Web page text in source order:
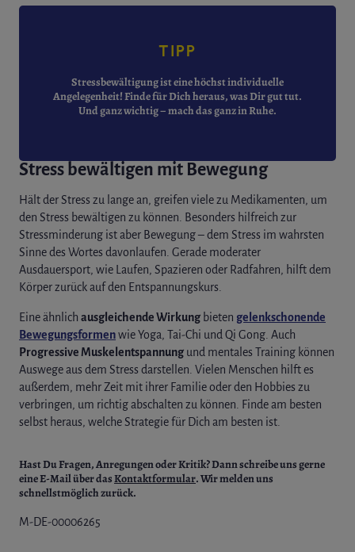
TIPP
Stressbewältigung ist eine höchst individuelle
Angelegenheit! Finde für Dich heraus, was Dir gut tut.
Und ganz wichtig – mach das ganz in Ruhe.
Stress bewältigen mit Bewegung
Hält der Stress zu lange an, greifen viele zu Medikamenten, um
den Stress bewältigen zu können. Besonders hilfreich zur
Stressminderung ist aber Bewegung – dem Stress im wahrsten
Sinne des Wortes davonlaufen. Gerade moderater
Ausdauersport, wie Laufen, Spazieren oder Radfahren, hilft dem
Körper zurück auf den Entspannungskurs.
Eine ähnlich ausgleichende Wirkung bieten gelenkschonende
Bewegungsformenwie Yoga, Tai-Chi und Qi Gong. Auch
Progressive Muskelentspannung und mentales Training können
Auswege aus dem Stress darstellen. Vielen Menschen hilft es
außerdem, mehr Zeit mit ihrer Familie oder den Hobbies zu
verbringen, um richtig abschalten zu können. Finde am besten
selbst heraus, welche Strategie für Dich am besten ist.
Hast Du Fragen, Anregungen oder Kritik?Dann schreibe uns gerne
eine E-Mail über dasKontaktformular. Wir melden uns
schnellstmöglich zurück.
M-DE-00006265